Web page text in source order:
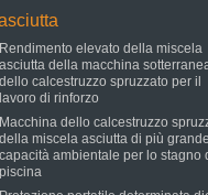
Rendimento elevato della miscela
asciutta della macchina
dello calcestruzzo spruzzato per il
lavoro di rinforzo
Macchina dello calcestruzzo
della miscela asciutta di più grande
capacità ambientale per lo stagno
piscina